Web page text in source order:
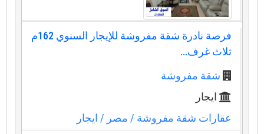
فرصة نادرة شقة مفروشة للإيجار السنوي 162م
ثلاث غرف...
شقة مفروشة
ايجار
عقارات شقة مفروشة / مصر / ايجار